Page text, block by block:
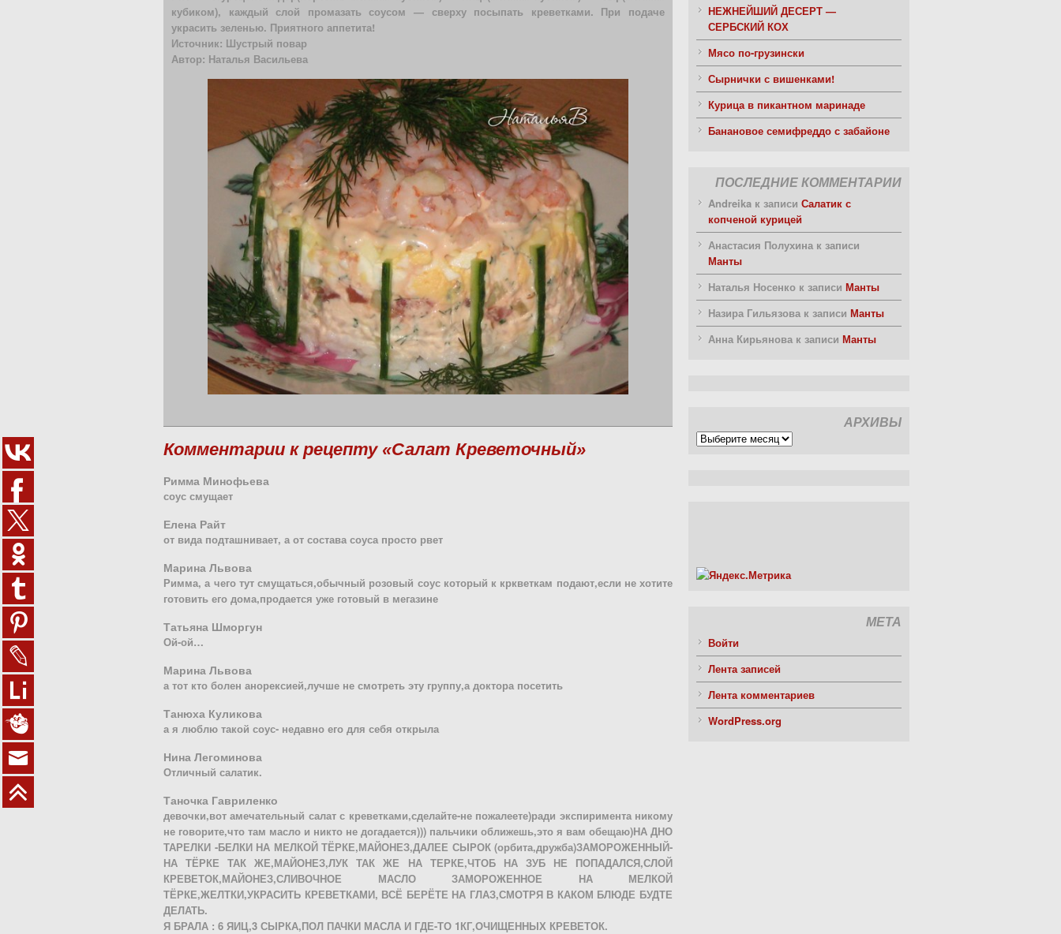
кубиком), каждый слой промазать соусом — сверху посыпать креветками. При подаче
украсить зеленью. Приятного аппетита!
Источник: Шустрый повар
Автор: Наталья Васильева
Комментарии к рецепту «Салат Креветочный»
Римма Минофьева
соус смущает
Елена Райт
от вида подташнивает, а от состава соуса просто рвет
Марина Львова
Римма, а чего тут смущаться,обычный розовый соус который к кркветкам подают,если не хотите
готовить его дома,продается уже готовый в мегазине
Татьяна Шморгун
Ой-ой…
Марина Львова
а тот кто болен анорексией,лучше не смотреть эту группу,а доктора посетить
Танюха Куликова
а я люблю такой соус- недавно его для себя открыла
Нина Легоминова
Отличный салатик.
Таночка Гавриленко
девочки,вот амечательный салат с креветками,сделайте-не пожалеете)ради экспиримента никому
не говорите,что там масло и никто не догадается))) пальчики оближешь,это я вам обещаю)НА ДНО
ТАРЕЛКИ -БЕЛКИ НА МЕЛКОЙ ТЁРКЕ,МАЙОНЕЗ,ДАЛЕЕ СЫРОК (орбита,дружба)ЗАМОРОЖЕННЫЙ-
НА ТЁРКЕ ТАК ЖЕ,МАЙОНЕЗ,ЛУК ТАК ЖЕ НА ТЕРКЕ,ЧТОБ НА ЗУБ НЕ ПОПАДАЛСЯ,СЛОЙ
КРЕВЕТОК,МАЙОНЕЗ,СЛИВОЧНОЕ МАСЛО ЗАМОРОЖЕННОЕ НА МЕЛКОЙ
ТЁРКЕ,ЖЕЛТКИ,УКРАСИТЬ КРЕВЕТКАМИ, ВСЁ БЕРЁТЕ НА ГЛАЗ,СМОТРЯ В КАКОМ БЛЮДЕ БУДТЕ
ДЕЛАТЬ.
Я БРАЛА : 6 ЯИЦ,3 СЫРКА,ПОЛ ПАЧКИ МАСЛА И ГДЕ-ТО 1КГ,ОЧИЩЕННЫХ КРЕВЕТОК.
НЕЖНЕЙШИЙ ДЕСЕРТ —
СЕРБСКИЙ КОХ
Мясо по-грузински
Сырнички с вишенками!
Курица в пикантном маринаде
Банановое семифреддо с забайоне
ПОСЛЕДНИЕ КОММЕНТАРИИ
Andreika к записи Салатик с
копченой курицей
Анастасия Полухина к записи
Манты
Наталья Носенко к записи Манты
Назира Гильязова к записи Манты
Анна Кирьянова к записи Манты
АРХИВЫ
Архивы
МЕТА
Войти
Лента записей
Лента комментариев
WordPress.org